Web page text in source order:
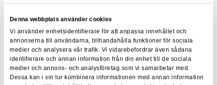
Denna webbplats använder cookies
Vi använder enhetsidentifierare för att anpassa innehållet och
annonserna till användarna, tillhandahålla funktioner för sociala
medier och analysera vår trafik. Vi vidarebefordrar även sådana
identifierare och annan information från din enhet till de sociala
medier och annons- och analysföretag som vi samarbetar med.
Dessa kan i sin tur kombinera informationen med annan information
Arbetsmiljöansvar för ditt team.
Vem du är
Vi söker i första hand dig som har tidigare erfarenhet från
fastighetsbranschen med en affärsmässig förståelse och